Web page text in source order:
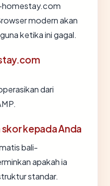
homestay.com
modern akan
ketika ini gagal.
dari
kepada Anda
bali-
apakah ia
standar.